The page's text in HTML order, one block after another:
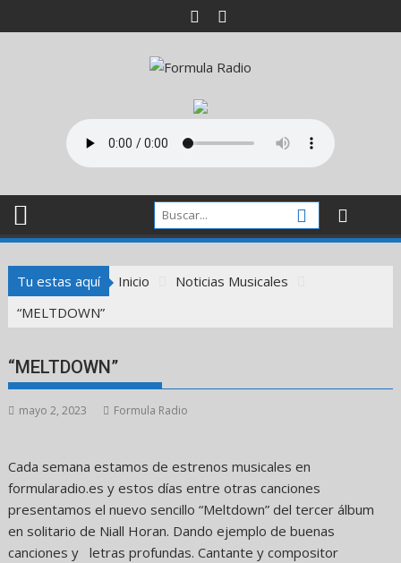
al
Tu estas aquí Inicio
Noticias Musicales
“MELTDOWN”
“MELTDOWN”
mayo 2, 2023 Formula Radio
Cada semana estamos de estrenos musicales en
formularadio.es y estos días entre otras canciones
presentamos el nuevo sencillo “Meltdown” del tercer álbum
en solitario de Niall Horan. Dando ejemplo de buenas
canciones y letras profundas. Cantante y compositor